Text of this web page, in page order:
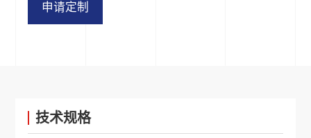
申请定制
技术规格